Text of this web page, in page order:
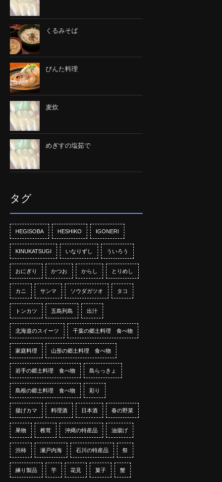
くるみそば
びんた料理
麦炊
めぎすの塩茹で
タグ
HEGISOBA HESHIKO IGONERI
KINUKATSUGI いなりずし ういろう
おにぎり かつお からし とりめし
カニ サンマ ソウダガツオ タコ
トンカツ 五島列島 出汁
北海道のスイーツ 千葉の郷土料理 食べ物
家庭料理 山形の郷土料理 食べ物
岩手の郷土料理 食べ物 島らっきょ
島根の郷土料理 食べ物 彩り
揚げカマ 料理酒 日本酒 春の野菜
果物 椎茸 沖縄の特産品 油揚げ
渋柿 瀬戸内海 石川の特産品 祭
練り製品 芋 花見 菓子 蟹